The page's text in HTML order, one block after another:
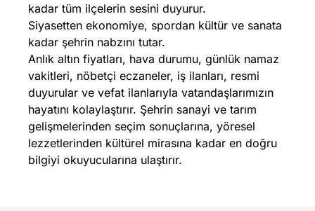
kadar tüm ilçelerin sesini duyurur.
Siyasetten ekonomiye, spordan kültür ve sanata
kadar şehrin nabzını tutar.
Anlık altın fiyatları, hava durumu, günlük namaz
vakitleri, nöbetçi eczaneler, iş ilanları, resmi
duyurular ve vefat ilanlarıyla vatandaşlarımızın
hayatını kolaylaştırır. Şehrin sanayi ve tarım
gelişmelerinden seçim sonuçlarına, yöresel
lezzetlerinden kültürel mirasına kadar en doğru
bilgiyi okuyucularına ulaştırır.